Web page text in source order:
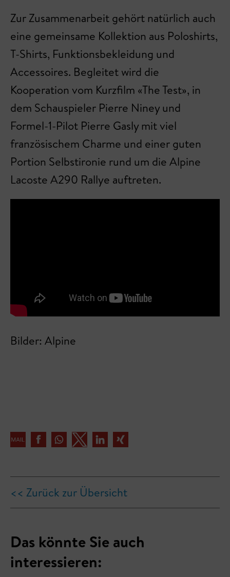
Zur Zusammenarbeit gehört natürlich auch
eine gemeinsame Kollektion aus Poloshirts,
T-Shirts, Funktionsbekleidung und
Accessoires. Begleitet wird die
Kooperation vom Kurzfilm «The Test», in
dem Schauspieler Pierre Niney und
Formel-1-Pilot Pierre Gasly mit viel
französischem Charme und einer guten
Portion Selbstironie rund um die Alpine
Lacoste A290 Rallye auftreten.
Bilder: Alpine
<< Zurück zur Übersicht
Das könnte Sie auch
interessieren: